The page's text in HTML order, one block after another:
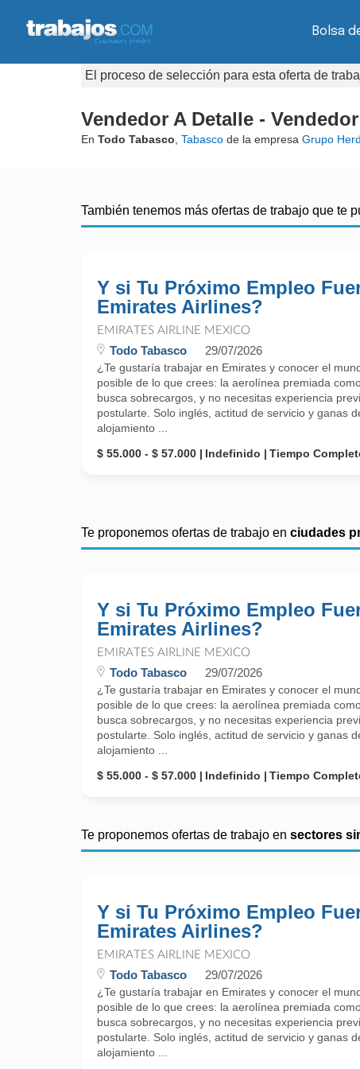
Bolsa
El proceso de selección para esta oferta de
Vendedor A Detalle -
En Todo Tabasco Tabasco de la empresa Grupo
También tenemos más ofertas de trabajo que te
Y si Tu Próximo Empleo
Emirates Airlines?
EMIRATES AIRLINE MEXICO
Todo Tabasco 29/07/2026
¿Te gustaría trabajar en Emirates y conocer el
posible de lo que crees: la aerolínea premiada
busca sobrecargos, y no necesitas experiencia
postularte. Solo inglés, actitud de servicio y ganas
alojamiento ...
$ 55.000 - $ 57.000
Indefinido Tiempo
Te proponemos ofertas de trabajo en ciudades
Y si Tu Próximo Empleo
Emirates Airlines?
EMIRATES AIRLINE MEXICO
Todo Tabasco 29/07/2026
¿Te gustaría trabajar en Emirates y conocer el
posible de lo que crees: la aerolínea premiada
busca sobrecargos, y no necesitas experiencia
postularte. Solo inglés, actitud de servicio y ganas
alojamiento ...
$ 55.000 - $ 57.000
Indefinido Tiempo
Te proponemos ofertas de trabajo en sectores
Y si Tu Próximo Empleo
Emirates Airlines?
EMIRATES AIRLINE MEXICO
Todo Tabasco 29/07/2026
¿Te gustaría trabajar en Emirates y conocer el
posible de lo que crees: la aerolínea premiada
busca sobrecargos, y no necesitas experiencia
postularte. Solo inglés, actitud de servicio y ganas
alojamiento ...